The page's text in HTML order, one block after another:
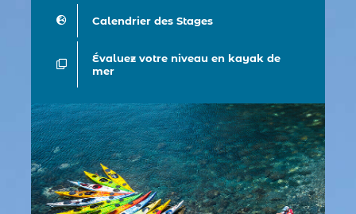
Calendrier des Stages
Évaluez votre niveau en kayak de
mer